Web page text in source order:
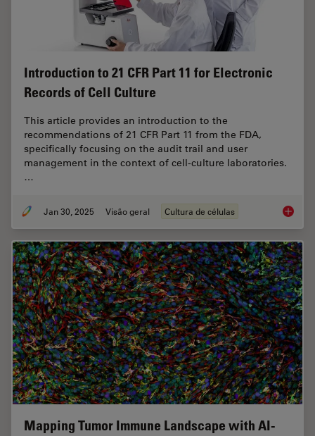
Introduction to 21 CFR Part 11 for Electronic
Records of Cell Culture
This article provides an introduction to the
recommendations of 21 CFR Part 11 from the FDA,
specifically focusing on the audit trail and user
management in the context of cell-culture laboratories.
…
Jan 30, 2025 Visão geral Cultura de células
Mapping Tumor Immune Landscape with AI-